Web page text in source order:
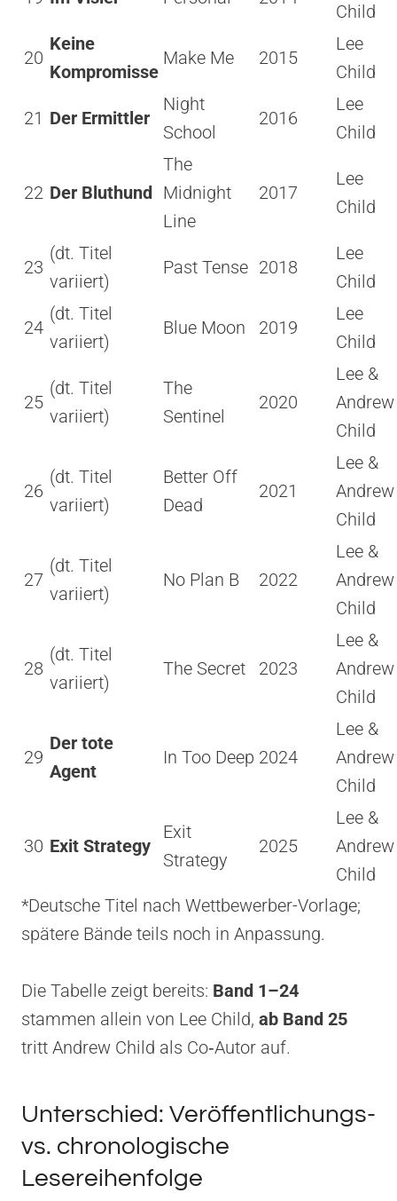
Child
20
Keine
Kompromisse
Make Me 2015
Lee
Child
21 Der Ermittler
Night
School
2016
Lee
Child
22 Der Bluthund
The
Midnight
Line
2017
Lee
Child
23
(dt. Titel
variiert)
Past Tense 2018
Lee
Child
24
(dt. Titel
variiert)
Blue Moon 2019
Lee
Child
25
(dt. Titel
variiert)
The
Sentinel
2020
Lee &
Andrew
Child
26
(dt. Titel
variiert)
Better Off
Dead
2021
Lee &
Andrew
Child
27
(dt. Titel
variiert)
No Plan B 2022
Lee &
Andrew
Child
28
(dt. Titel
variiert)
The Secret 2023
Lee &
Andrew
Child
29
Der tote
Agent
In Too Deep 2024
Lee &
Andrew
Child
30 Exit Strategy
Exit
Strategy
2025
Lee &
Andrew
Child
*Deutsche Titel nach Wettbewerber-Vorlage;
spätere Bände teils noch in Anpassung.
Die Tabelle zeigt bereits: Band 1–24
stammen allein von Lee Child, ab Band 25
tritt Andrew Child als Co‑Autor auf.
Unterschied: Veröffentlichungs-
vs. chronologische
Lesereihenfolge